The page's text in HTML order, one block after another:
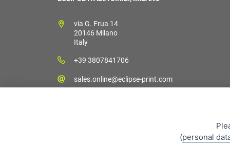
via G. Frua 14
20146 Milano
Italy
+39 3807841706
sales.online@eclipse-print.com
(personal